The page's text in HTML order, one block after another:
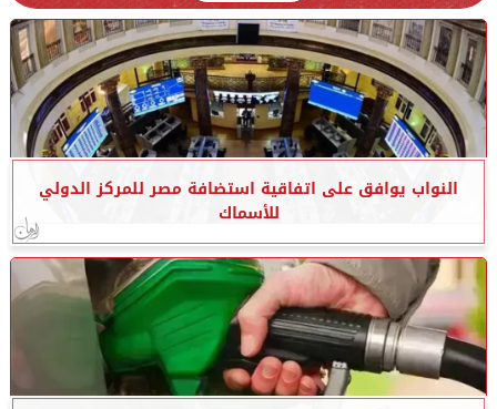
النواب يوافق على اتفاقية استضافة مصر للمركز الدولي
للأسماك